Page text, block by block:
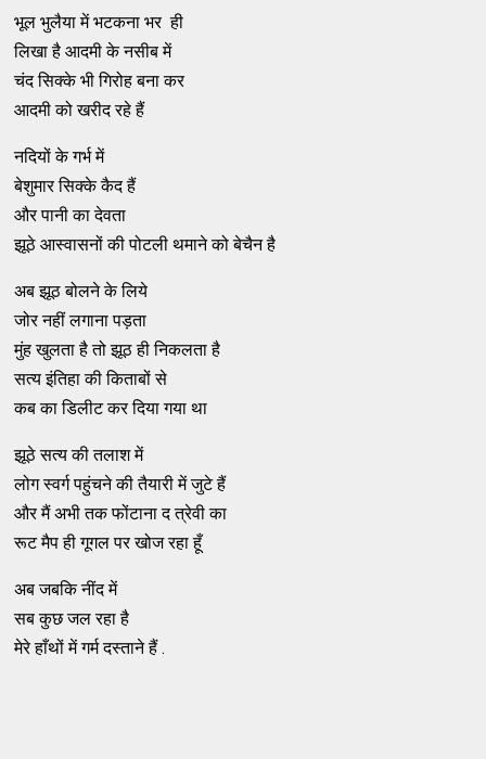
भूल भुलैया में भटकना भर ही
लिखा है आदमी के नसीब में
चंद सिक्के भी गिरोह बना कर
आदमी को खरीद रहे हैं
नदियों के गर्भ में
बेशुमार सिक्के कैद हैं
और पानी का देवता
झूठे आस्वासनों की पोटली थमाने को बेचैन है
अब झूठ बोलने के लिये
जोर नहीं लगाना पड़ता
मुंह खुलता है तो झूठ ही निकलता है
सत्य इंतिहा की किताबों से
कब का डिलीट कर दिया गया था
झूठे सत्य की तलाश में
लोग स्वर्ग पहुंचने की तैयारी में जुटे हैं
और मैं अभी तक फोंटाना द त्रेवी का
रूट मैप ही गूगल पर खोज रहा हूँ
अब जबकि नींद में
सब कुछ जल रहा है
मेरे हाँथों में गर्म दस्ताने हैं .